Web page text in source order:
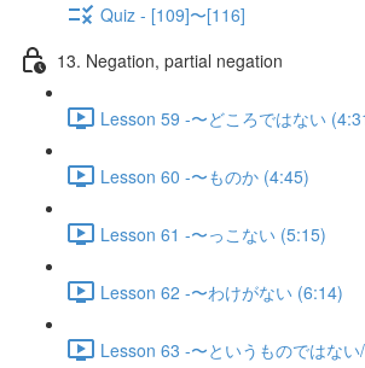
Quiz - [109]〜[116]
13. Negation, partial negation
Lesson 59 -〜どころではない
Lesson 60 -〜ものか (4:45)
Lesson 61 -〜っこない (5:15)
Lesson 62 -〜わけがない (6:14)
Lesson 63 -〜というものではな